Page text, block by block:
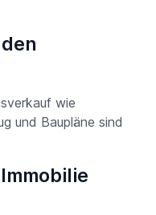
wie
und Baupläne sind